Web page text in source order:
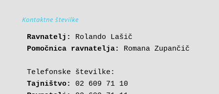
Kontaktne številke
Ravnatelj:
Pomočnica ravnatelja:
Romana Zupančič
Tajništvo: